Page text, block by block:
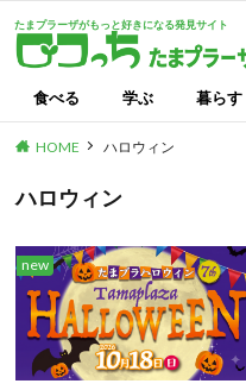
たまプラーザがもっと好きになる発見サイト
食べる 学ぶ 暮らす
HOME ハロウィン
ハロウィン
new